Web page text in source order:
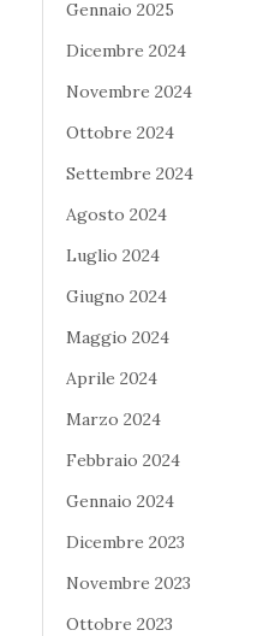
Gennaio 2025
Dicembre 2024
Novembre 2024
Ottobre 2024
Settembre 2024
Agosto 2024
Luglio 2024
Giugno 2024
Maggio 2024
Aprile 2024
Marzo 2024
Febbraio 2024
Gennaio 2024
Dicembre 2023
Novembre 2023
Ottobre 2023